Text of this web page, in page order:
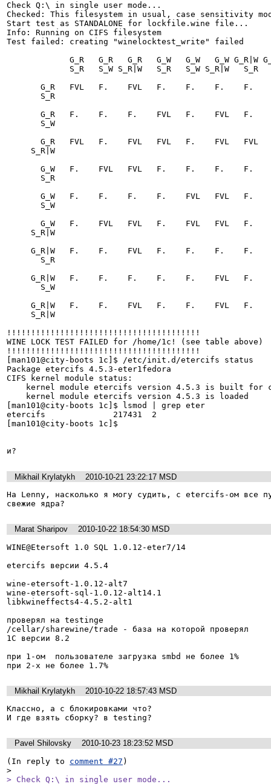
Check Q:\ in single user mode...
Checked: This filesystem in usual, case sensitivity
Start test as STANDALONE for lockfile.wine file...
Info: Running on CIFS filesystem
Test failed: creating "winelocktest_write" failed
!!!!!!!!!!!!!!!!!!!!!!!!!!!!!!!!!!!!!!!!
WINE LOCK TEST FAILED for /home/1c! (see table above)
!!!!!!!!!!!!!!!!!!!!!!!!!!!!!!!!!!!!!!!!
[man101@city-boots 1c]$ /etc/init.d/etercifs status
Package etercifs 4.5.3-eter1fedora
CIFS kernel module status:
[man101@city-boots 1c]$ lsmod | grep eter
etercifs              217431  2
[man101@city-boots 1c]$
и?
Mikhail Krylatykh
2010-10-21 23:22:17 MSD
На Lenny, насколько я могу судить, с etercifs-ом все
свежие ядра?
Marat Sharipov
2010-10-22 18:54:30 MSD
WINE@Etersoft 1.0 SQL 1.0.12-eter7/14
etercifs версии 4.5.4
wine-etersoft-1.0.12-alt7
wine-etersoft-sql-1.0.12-alt14.1
libkwineffects4-4.5.2-alt1
проверял на testinge
/cellar/sharewine/trade - база на которой проверял
1C версии 8.2
при 1-ом  пользователе загрузка smbd не более 1%
при 2-х не более 1.7%
Mikhail Krylatykh
2010-10-22 18:57:43 MSD
Классно, а с блокировками что?
И где взять сборку? в testing?
Pavel Shilovsky
2010-10-23 18:23:52 MSD
(In reply to comment #27 )
> Check Q:\ in single user mode...